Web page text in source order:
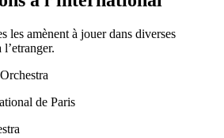
les amènent à jouer dans diverses
de Paris